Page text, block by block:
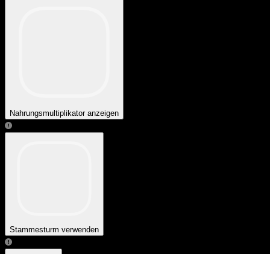
Nahrungsmultiplikator anzeigen
Stammesturm verwenden